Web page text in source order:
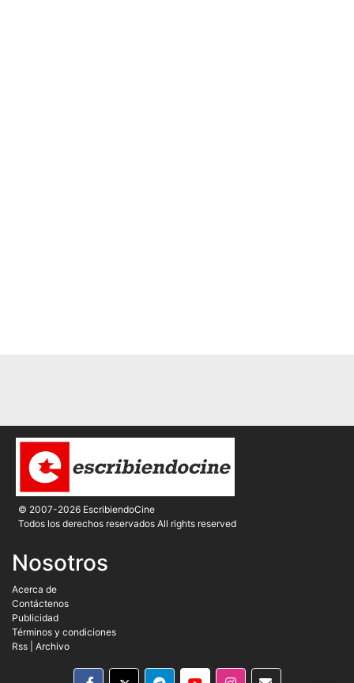
© 2007-2026 EscribiendoCine
Todos los derechos reservados All rights reserved
Nosotros
Acerca de
Contáctenos
Publicidad
Términos y condiciones
Rss
Archivo